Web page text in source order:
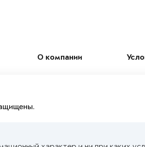
О компании